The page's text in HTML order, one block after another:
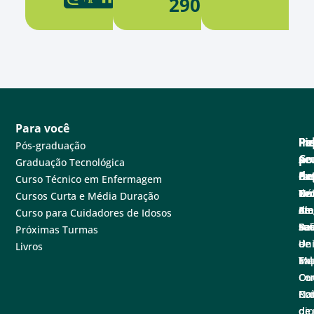
Para você
Pós-graduação
Graduação Tecnológica
Curso Técnico em Enfermagem
Cursos Curta e Média Duração
Curso para Cuidadores de Idosos
Próximas Turmas
Livros
em
e
de
e
de
de
de
de
A
A
de